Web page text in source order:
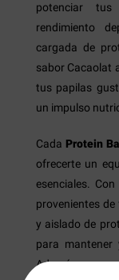
potenciar
rendimiento
cargada de
sabor Cacaolat
tus papilas
un impulso
Cada Protein
ofrecerte un
esenciales.
provenientes
y aislado de
para mantener
Además, su